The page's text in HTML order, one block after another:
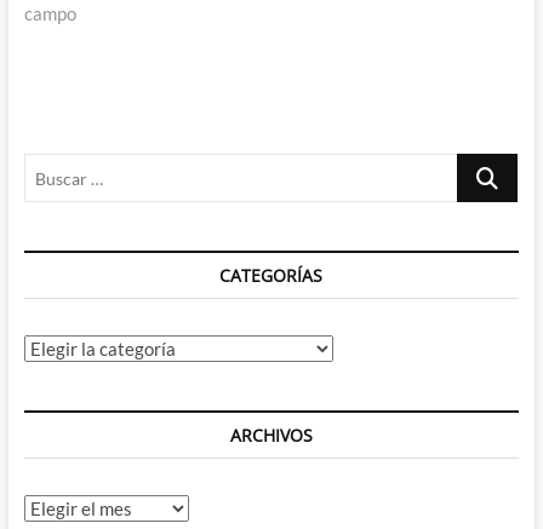
campo
Buscar
CATEGORÍAS
Categorías
ARCHIVOS
Archivos